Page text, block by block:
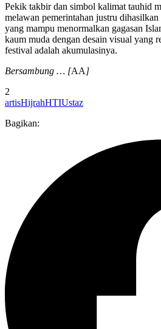
Pekik takbir dan simbol kalimat tauhid
melawan pemerintahan justru
yang mampu menormalkan gagasan
kaum muda dengan desain visual yang
festival adalah akumulasinya.
Bersambung … [AA ]
2
artisHijrahHTIUstaz
Bagikan: